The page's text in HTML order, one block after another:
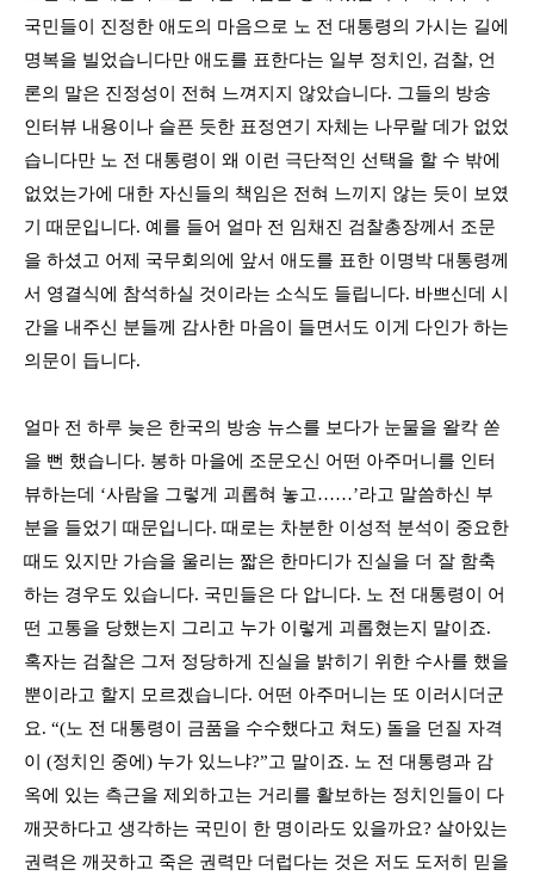
국민들이 진정한 애도의 마음으로 노 전 대통령의 가시는 길에
명복을 빌었습니다만 애도를 표한다는 일부 정치인 , 검찰, 언
론의 말은 진정성이 전혀 느껴지지 않았습니다. 그들의 방송
인터뷰 내용이나 슬픈 듯한 표정연기 자체는 나무랄 데가 없었
습니다만 노 전 대통령이 왜 이런 극단적인 선택을 할 수 밖에
없었는가에 대한 자신들의 책임은 전혀 느끼지 않는 듯이 보였
기 때문입니다. 예를 들어 얼마 전 임채진 검찰총장께서 조문
을 하셨고 어제 국무회의에 앞서 애도를 표한 이명박 대통령께
서 영결식에 참석하실 것이라는 소식도 들립니다. 바쁘신데 시
간을 내주신 분들께 감사한 마음이 들면서도 이게 다인가 하는
의문이 듭니다.
얼마 전 하루 늦은 한국의 방송 뉴스를 보다가 눈물을 왈칵 쏟
을 뻔 했습니다. 봉하 마을에 조문오신 어떤 아주머니를 인터
뷰하는데 ‘사람을 그렇게 괴롭혀 놓고……’라고 말씀하신 부
분을 들었기 때문입니다. 때로는 차분한 이성적 분석이 중요한
때도 있지만 가슴을 울리는 짧은 한마디가 진실을 더 잘 함축
하는 경우도 있습니다. 국민들은 다 압니다. 노 전 대통령이 어
떤 고통을 당했는지 그리고 누가 이렇게 괴롭혔는지 말이죠.
혹자는 검찰은 그저 정당하게 진실을 밝히기 위한 수사를 했을
뿐이라고 할지 모르겠습니다. 어떤 아주머니는 또 이러시더군
요. “(노 전 대통령이 금품을 수수했다고 쳐도) 돌을 던질 자격
이
(정치인 중에 ) 누가 있느냐?”고 말이죠. 노 전 대통령과 감
옥에 있는 측근을 제외하고는 거리를 활보하는 정치인들이 다
깨끗하다고 생각하는 국민이 한 명이라도 있을까요? 살아있는
권력은 깨끗하고 죽은 권력만 더럽다는 것은 저도 도저히 믿을